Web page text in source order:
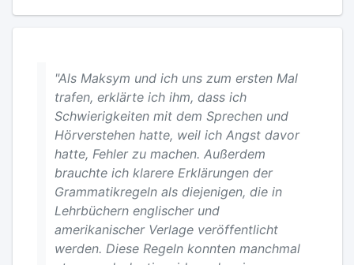
"Als Maksym und ich uns zum ersten Mal
trafen, erklärte ich ihm, dass ich
Schwierigkeiten mit dem Sprechen und
Hörverstehen hatte, weil ich Angst davor
hatte, Fehler zu machen. Außerdem
brauchte ich klarere Erklärungen der
Grammatikregeln als diejenigen, die in
Lehrbüchern englischer und
amerikanischer Verlage veröffentlicht
werden. Diese Regeln konnten manchmal